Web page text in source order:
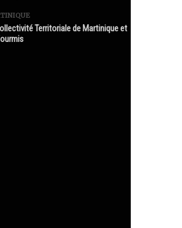
Territoriale de Martinique et